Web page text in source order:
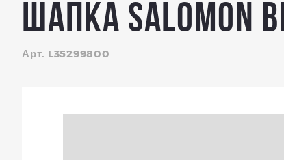
Шапка SALOMON
Арт. L35299800